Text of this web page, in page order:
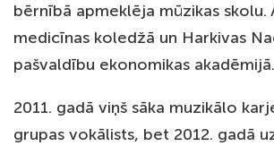
bērnībā apmeklēja mūzikas skolu.
medicīnas koledžā un Harkivas
pašvaldību ekonomikas akadēmijā.
2011. gadā viņš sāka muzikālo
grupas vokālists, bet 2012. gadā